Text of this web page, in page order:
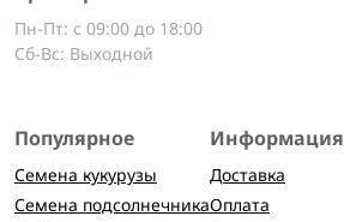
Пн-Пт: с 09:00 до 18:00
Сб-Вс: Выходной
Популярное
Семена кукурузы
Семена подсолнечника
Информация
Доставка
Оплата